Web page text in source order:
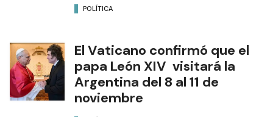
POLÍTICA
El Vaticano confirmó que el
papa León XIV visitará la
Argentina del 8 al 11 de
noviembre